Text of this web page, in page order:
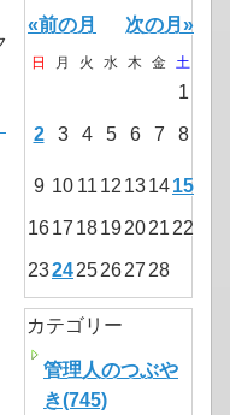
«前の月 次の月»
日 月 火 水 木 金 土
1
2 3 4 5 6 7 8
9 10 11 12 131415
1617 18192021 22
2324252627 28
カテゴリー
管理人のつぶや
き(745)